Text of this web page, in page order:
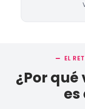
EL
¿Por
es